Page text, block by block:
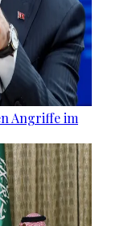
Angriffe im